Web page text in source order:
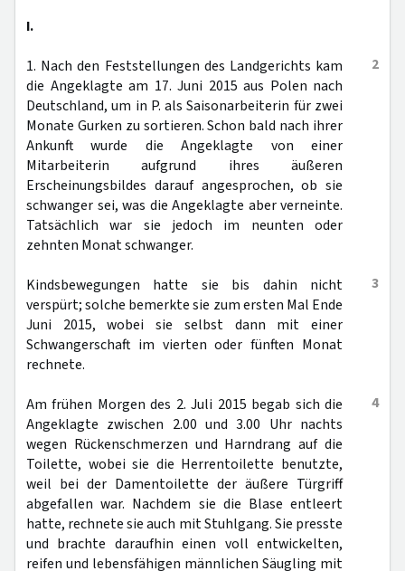
I.
2
1. Nach den Feststellungen des Landgerichts kam
die Angeklagte am 17. Juni 2015 aus Polen nach
Deutschland, um in P. als Saisonarbeiterin für zwei
Monate Gurken zu sortieren. Schon bald nach ihrer
Ankunft wurde die Angeklagte von einer
Mitarbeiterin aufgrund ihres äußeren
Erscheinungsbildes darauf angesprochen, ob sie
schwanger sei, was die Angeklagte aber verneinte.
Tatsächlich war sie jedoch im neunten oder
zehnten Monat schwanger.
3
Kindsbewegungen hatte sie bis dahin nicht
verspürt; solche bemerkte sie zum ersten Mal Ende
Juni 2015, wobei sie selbst dann mit einer
Schwangerschaft im vierten oder fünften Monat
rechnete.
4
Am frühen Morgen des 2. Juli 2015 begab sich die
Angeklagte zwischen 2.00 und 3.00 Uhr nachts
wegen Rückenschmerzen und Harndrang auf die
Toilette, wobei sie die Herrentoilette benutzte,
weil bei der Damentoilette der äußere Türgriff
abgefallen war. Nachdem sie die Blase entleert
hatte, rechnete sie auch mit Stuhlgang. Sie presste
und brachte daraufhin einen voll entwickelten,
reifen und lebensfähigen männlichen Säugling mit